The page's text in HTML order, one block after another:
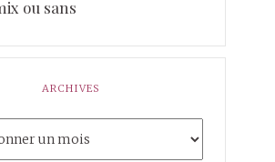
ou sans
ARCHIVES